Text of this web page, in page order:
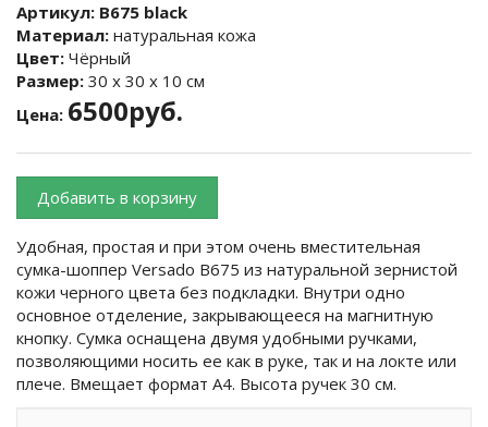
Артикул: B675 black
Материал: натуральная кожа
Цвет: Чёрный
Размер: 30 х 30 х 10 см
Цена: 6500руб.
Добавить в корзину
Удобная, простая и при этом очень вместительная
сумка-шоппер Versado B675 из натуральной зернистой
кожи черного цвета без подкладки. Внутри одно
основное отделение, закрывающееся на магнитную
кнопку. Сумка оснащена двумя удобными ручками,
позволяющими носить ее как в руке, так и на локте или
плече. Вмещает формат А4. Высота ручек 30 см.